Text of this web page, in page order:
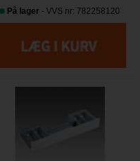
På lager - VVS nr: 782258120